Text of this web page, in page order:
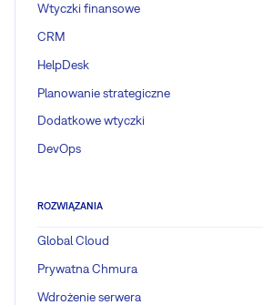
Wtyczki finansowe
CRM
HelpDesk
Planowanie strategiczne
Dodatkowe wtyczki
DevOps
ROZWIĄZANIA
Global Cloud
Prywatna Chmura
Wdrożenie serwera